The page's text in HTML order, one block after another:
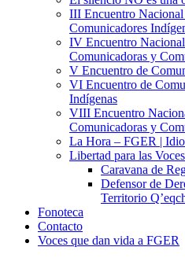
III Encuentro
Comunicadores
IV Encuentro
Comunicadoras y
V Encuentro de
VI Encuentro de
Indígenas
VIII Encuentro
Comunicadoras y
La Hora – FGER |
Libertad para las
Caravana de
Defensor de
Territorio
Fonoteca
Contacto
Voces que dan vida a FGER